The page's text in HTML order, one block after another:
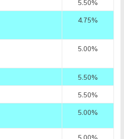
5.50%
4.75%
5.00%
5.50%
5.50%
5.00%